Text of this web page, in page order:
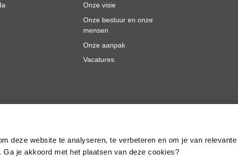
deze website te analyseren, te verbeteren en om je van relevante
Ga je akkoord met het plaatsen van deze cookies?
Onze visie
Onze bestuur en onze
mensen
Onze aanpak
Vacatures